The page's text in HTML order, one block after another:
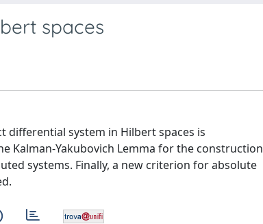
spaces
differential system in Hilbert spaces is
Kalman-Yakubovich Lemma for the construction
systems. Finally, a new criterion for absolute